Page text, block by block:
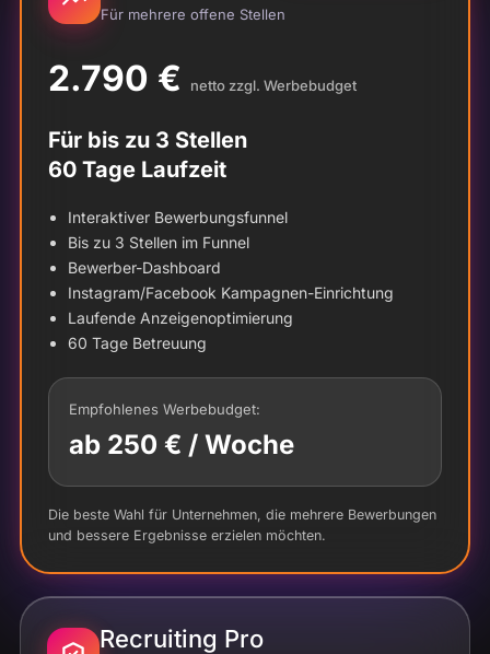
Für meh­re­re offe­ne Stellen
2.790 € net­to zzgl. Werbebudget
Für bis zu 3 Stellen
60 Tage Laufzeit
Inter­ak­ti­ver Bewerbungsfunnel
Bis zu 3 Stel­len im Funnel
Bewer­ber-Dash­board
Instagram/Facebook Kam­pa­gnen-Ein­rich­tung
Lau­fen­de Anzeigenoptimierung
60 Tage Betreuung
Emp­foh­le­nes Werbebudget:
ab 250 € / Woche
Die bes­te Wahl für Unter­neh­men, die meh­re­re Bewer­bun­gen
und bes­se­re Ergeb­nis­se erzie­len möchten.
Recruiting Pro